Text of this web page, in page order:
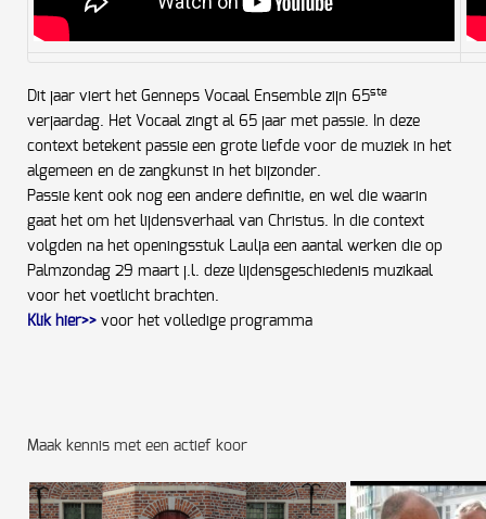
Dit jaar viert het Genneps Vocaal Ensemble zijn 65ste
verjaardag. Het Vocaal zingt al 65 jaar met passie. In deze
context betekent passie een grote liefde voor de muziek in het
algemeen en de zangkunst in het bijzonder.
Passie kent ook nog een andere definitie, en wel die waarin
gaat het om het lijdensverhaal van Christus. In die context
volgden na het openingsstuk Laulja een aantal werken die op
Palmzondag 29 maart j.l. deze lijdensgeschiedenis muzikaal
voor het voetlicht brachten.
Klik hier>> voor het volledige programma
Maak kennis met een actief koor